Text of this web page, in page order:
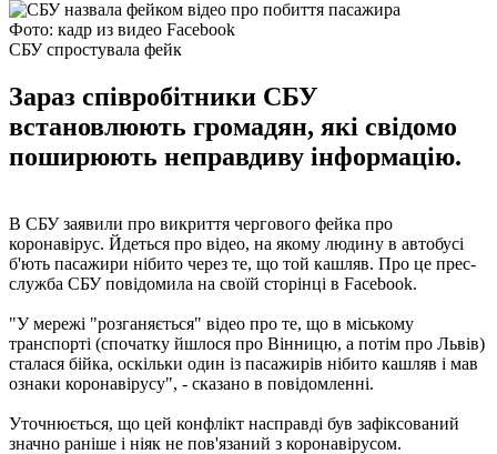
Фото: кадр из видео Facebook
СБУ спростувала фейк
Зараз співробітники СБУ
встановлюють громадян, які свідомо
поширюють неправдиву інформацію.
В СБУ заявили про викриття чергового фейка про
коронавірус. Йдеться про відео, на якому людину в автобусі
б'ють пасажири нібито через те, що той кашляв. Про це прес-
служба СБУ повідомила на своїй сторінці в Facebook.
"У мережі "розганяється" відео про те, що в міському
транспорті (спочатку йшлося про Вінницю, а потім про Львів)
сталася бійка, оскільки один із пасажирів нібито кашляв і мав
ознаки коронавірусу", - сказано в повідомленні.
Уточнюється, що цей конфлікт насправді був зафіксований
значно раніше і ніяк не пов'язаний з коронавірусом.